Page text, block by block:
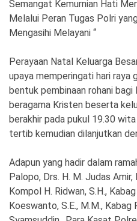
Semangat Kemurnian Hati
Melalui Peran Tugas Polri
Mengasihi Melayani “
Perayaan Natal Keluarga
upaya memperingati hari raya
bentuk pembinaan rohani
beragama Kristen beserta
berakhir pada pukul 19.30
tertib kemudian dilanjutkan
Adapun yang hadir dalam
Palopo, Drs. H. M. Judas
Kompol H. Ridwan, S.H.,
Koeswanto, S.E., M.M.,